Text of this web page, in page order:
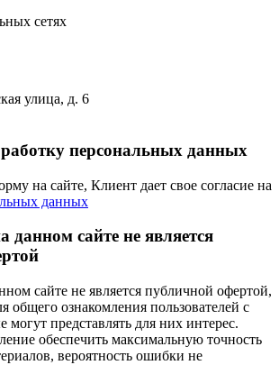
сетях
улица, д. 6
персональных данных
на сайте, Клиент дает свое согласие на
данных
сайте не является
сайте не является публичной офертой,
общего ознакомления пользователей с
могут представлять для них интерес.
обеспечить максимальную точность
вероятность ошибки не